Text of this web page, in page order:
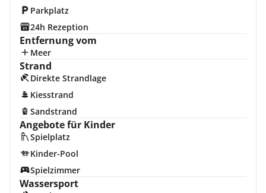
Parkplatz
24h Rezeption
Entfernung vom
Meer
Strand
Direkte Strandlage
Kiesstrand
Sandstrand
Angebote für Kinder
Spielplatz
Kinder-Pool
Spielzimmer
Wassersport